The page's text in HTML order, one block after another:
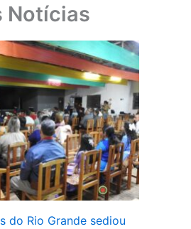
Notícias
do Rio Grande sediou